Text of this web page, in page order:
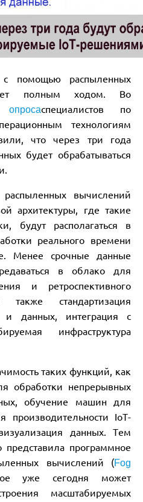
помощью распыленных
полным ходом. Во
опросаспециалистов по
технологиям
что через три года
будет обрабатываться
вычислений
архитектуры, где такие
будут располагаться в
реального времени
Менее срочные данные
в облако для
и ретроспективного
также стандартизация
и данных, интеграция с
инфраструктура
таких функций, как
обработки непрерывных
обучение машин для
производительности IoT-
данных. Тем
программное
вычислений (Fog
уже сегодня может
масштабируемых